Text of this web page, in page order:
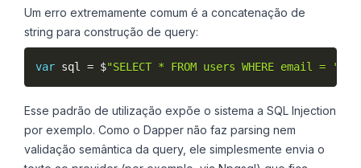
Um erro extremamente comum é a concatenação de
string para construção de query:
var sql = $"SELECT * FROM users WHERE email =
Esse padrão de utilização expõe o sistema a SQL Injection
por exemplo. Como o Dapper não faz parsing nem
validação semântica da query, ele simplesmente envia o